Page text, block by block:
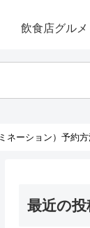
飲食店グルメ
ネーション）予約方
最近の投